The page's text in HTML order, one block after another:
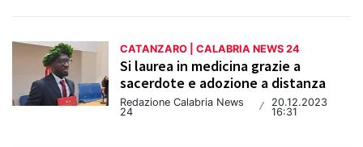
CATANZARO | CALABRIA NEWS 24
Si laurea in medicina grazie a
sacerdote e adozione a distanza
Redazione Calabria News
24
/
20.12.2023
16:31